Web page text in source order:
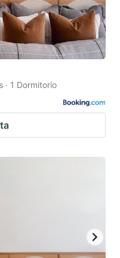
· 1 Dormitorio